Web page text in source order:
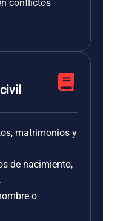
conflictos
matrimonios y
de nacimiento,
o